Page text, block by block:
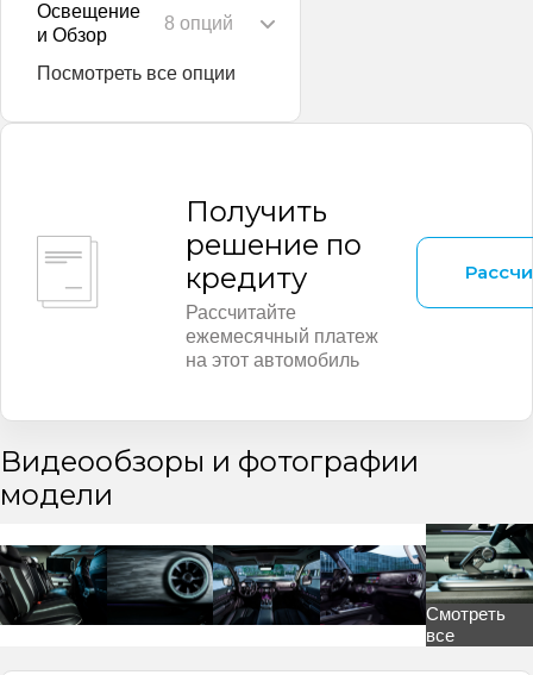
Освещение
и Обзор
8 опций
Посмотреть все опции
Получить
решение по
кредиту
Рассчитайте
ежемесячный платеж
на этот автомобиль
Видеообзоры и фотографии
модели
Смотреть
все